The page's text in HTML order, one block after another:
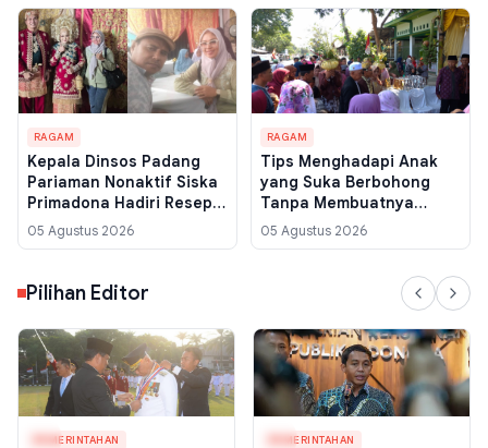
RAGAM
Kepala Dinsos Padang
Pariaman Nonaktif Siska
Primadona Hadiri Resepsi
Pernikahan di Pariaman,
Tegaskan Tetap
05 Agustus 2026
RAGAM
Tips Menghadapi Anak
yang Suka Berbohong
Tanpa Membuatnya
Takut
05 Agustus 2026
Pilihan Editor
PEMERINTAHAN PEMERINTAHAN